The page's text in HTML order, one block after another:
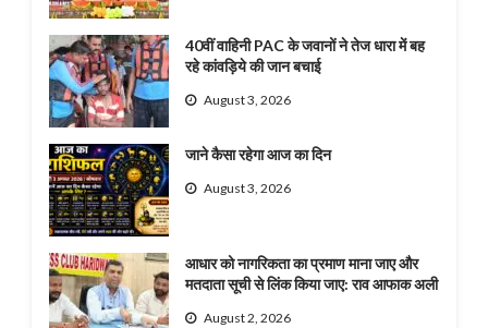
40वीं वाहिनी PAC के जवानों ने तेज धारा में बह
रहे कांवड़िये की जान बचाई
August 3, 2026
जाने कैसा रहेगा आज का दिन
August 3, 2026
आधार को नागरिकता का प्रमाण माना जाए और
मतदाता सूची से लिंक किया जाए: राव आफाक अली
August 2, 2026